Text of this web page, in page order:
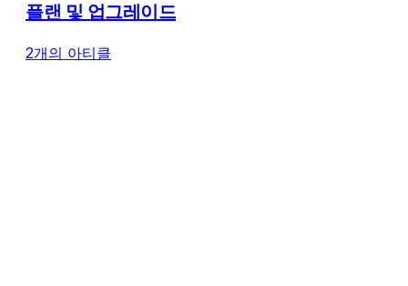
플랜 및 업그레이드
2개의 아티클